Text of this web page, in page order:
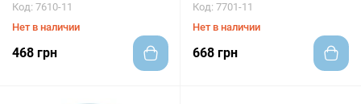
Код: 7610-11
Нет в наличии
468 грн
Код: 7701-11
Нет в наличии
668 грн